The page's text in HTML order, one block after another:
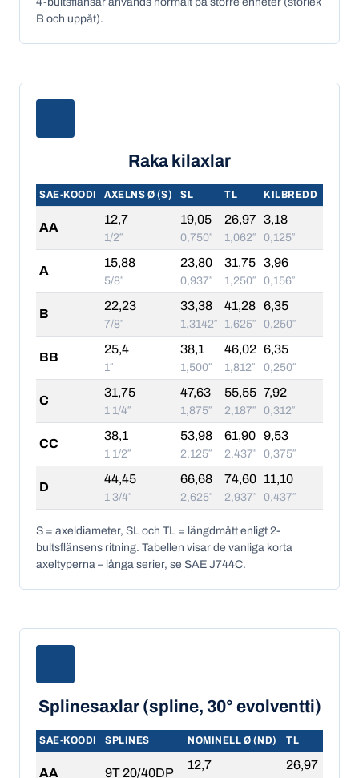
B och uppåt).
Raka kilaxlar
SAE-KOODI AXELNS Ø (S) SL TL KILBREDD
AA
12,7
1/2″
19,05
0,750″
26,97
1,062″
3,18
0,125″
A
15,88
5/8″
23,80
0,937″
31,75
1,250″
3,96
0,156″
B
22,23
7/8″
33,38
1,3142″
41,28
1,625″
6,35
0,250″
BB
25,4
1″
38,1
1,500″
46,02
1,812″
6,35
0,250″
C
31,75
1 1/4″
47,63
1,875″
55,55
2,187″
7,92
0,312″
CC
38,1
1 1/2″
53,98
2,125″
61,90
2,437″
9,53
0,375″
D
44,45
1 3/4″
66,68
2,625″
74,60
2,937″
11,10
0,437″
S = axeldiameter, SL och TL = längdmått enligt 2-
bultsflänsens ritning. Tabellen visar de vanliga korta
axeltyperna – långa serier, se SAE J744C.
Splinesaxlar (spline, 30° evolventti)
SAE-KOODI SPLINES NOMINELL Ø (ND) TL
AA 9T 20/40DP
12,7 26,97